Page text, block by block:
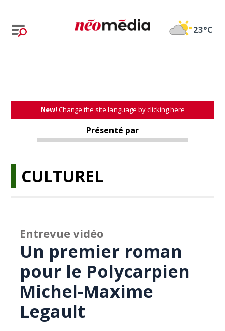
23°C
New! Change the site language by clicking here
Présenté par
CULTUREL
Entrevue vidéo
Un premier roman
pour le Polycarpien
Michel-Maxime
Legault